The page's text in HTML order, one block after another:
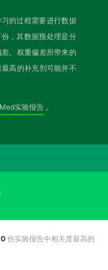
的过程需要进行数据
，其数据预处理是分
。权重偏差所带来的
高的补充剂可能并不
实验报告 。
份实验报告中相关度最高的